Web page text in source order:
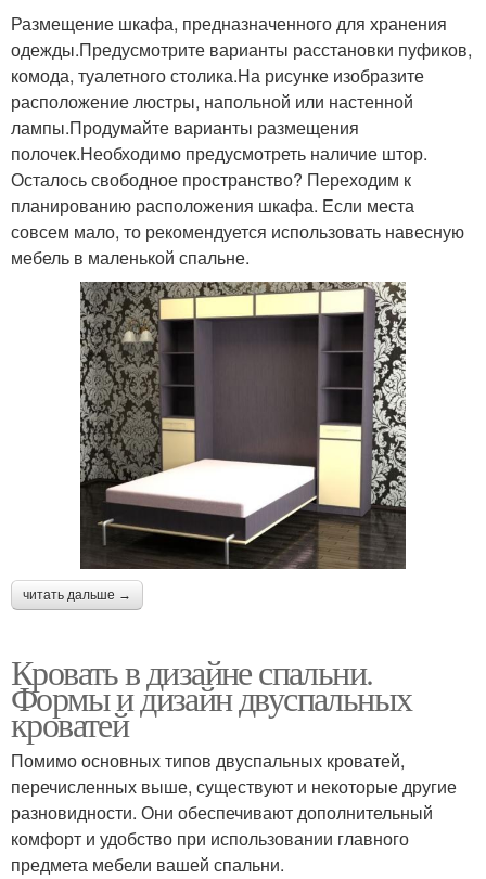
Размещение шкафа, предназначенного для хранения
одежды.Предусмотрите варианты расстановки пуфиков,
комода, туалетного столика.На рисунке изобразите
расположение люстры, напольной или настенной
лампы.Продумайте варианты размещения
полочек.Необходимо предусмотреть наличие штор.
Осталось свободное пространство? Переходим к
планированию расположения шкафа. Если места
совсем мало, то рекомендуется использовать навесную
мебель в маленькой спальне.
читать дальше →
Кровать в дизайне спальни.
Формы и дизайн двуспальных
кроватей
Помимо основных типов двуспальных кроватей,
перечисленных выше, существуют и некоторые другие
разновидности. Они обеспечивают дополнительный
комфорт и удобство при использовании главного
предмета мебели вашей спальни.